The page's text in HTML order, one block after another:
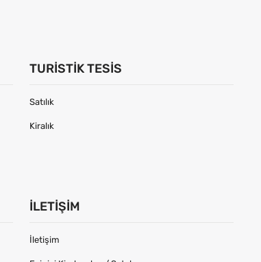
TURISTIK TESIS
Satılık
Kiralık
İLETIŞIM
İletişim